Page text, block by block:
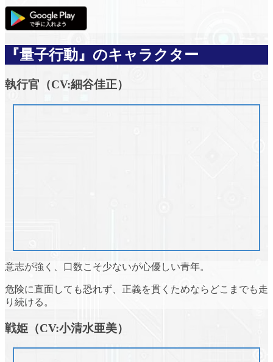
『量子行動』のキャラクター
執行官（CV:細谷佳正）
意志が強く、口数こそ少ないが心優しい青年。
危険に直面しても恐れず、正義を貫くためならどこまでも走
り続ける。
戦姫（CV:小清水亜美）